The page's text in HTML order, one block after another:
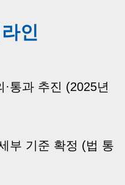
인
통과 추진 (2025년
부 기준 확정 (법 통